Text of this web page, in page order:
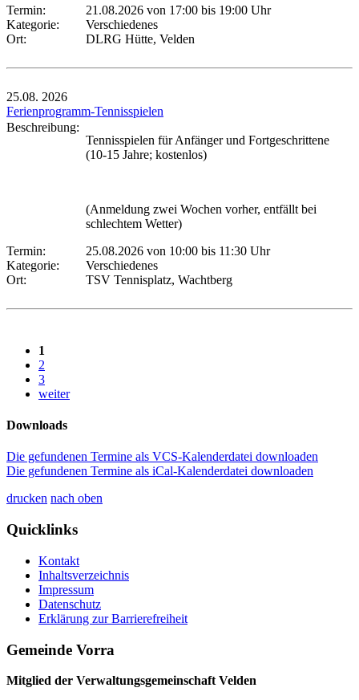
Termin:
21.08.2026 von 17:00 bis 19:00 Uhr
Kategorie:
Verschiedenes
Ort:
DLRG Hütte, Velden
25.08. 2026
Ferienprogramm-Tennisspielen
Beschreibung:
Tennisspielen für Anfänger und Fortgeschrittene
(10-15 Jahre; kostenlos)
(Anmeldung zwei Wochen vorher, entfällt bei
schlechtem Wetter)
Termin:
25.08.2026 von 10:00 bis 11:30 Uhr
Kategorie:
Verschiedenes
Ort:
TSV Tennisplatz, Wachtberg
1
2
3
weiter
Downloads
Die gefundenen Termine als VCS-Kalenderdatei downloaden
Die gefundenen Termine als iCal-Kalenderdatei downloaden
drucken nach oben
Quicklinks
Kontakt
Inhaltsverzeichnis
Impressum
Datenschutz
Erklärung zur Barrierefreiheit
Gemeinde Vorra
Mitglied der Verwaltungsgemeinschaft Velden